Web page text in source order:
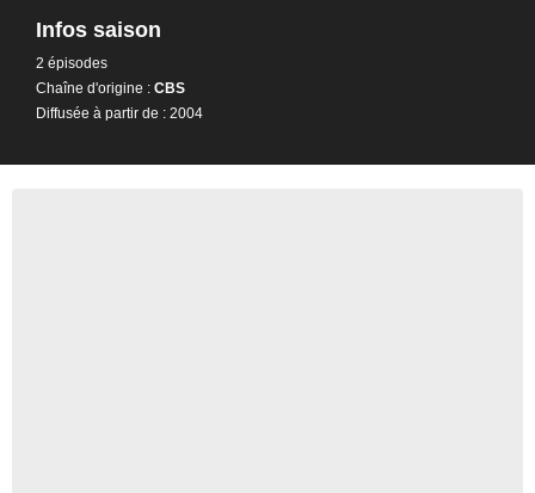
Infos saison
2 épisodes
Chaîne d'origine : CBS
Diffusée à partir de : 2004